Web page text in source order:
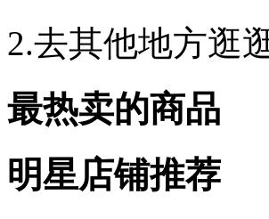
2.去其他地方逛
最热卖的商品
明星店铺推荐